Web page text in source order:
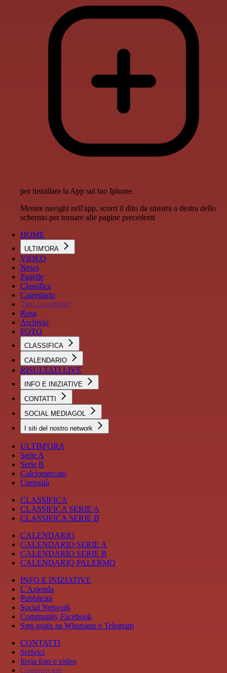
per installare la App sul tuo Iphone.
Mentre navighi nell'app, scorri il dito da sinistra a destra dello
schermo per tornare alle pagine precedenti
HOME
ULTIM'ORA
VIDEO
News
Pagelle
Classifica
Calendario
Tutti i sondaggi
Rosa
Archivio
FOTO
CLASSIFICA
CALENDARIO
RISULTATI LIVE
INFO E INIZIATIVE
CONTATTI
SOCIAL MEDIAGOL
I siti del nostro network
ULTIM'ORA
Serie A
Serie B
Calciomercato
Curiosità
CLASSIFICA
CLASSIFICA SERIE A
CLASSIFICA SERIE B
CALENDARIO
CALENDARIO SERIE A
CALENDARIO SERIE B
CALENDARIO PALERMO
INFO E INIZIATIVE
L'Azienda
Pubblicità
Social Network
Community Facebook
Sms gratis su Whatsapp e Telegram
CONTATTI
Scrivici
Invia foto e video
Commerciale